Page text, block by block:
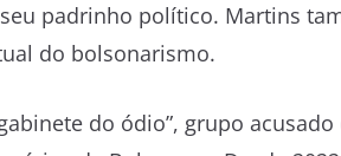
padrinho político. Martins
do bolsonarismo.
do ódio”, grupo acusado